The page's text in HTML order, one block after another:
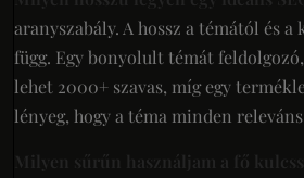
aranyszabály. A hossz a témától és a
függ. Egy bonyolult témát
lehet 2000+ szavas, míg egy
lényeg, hogy a téma minden
Milyen sűrűn használjam a fő